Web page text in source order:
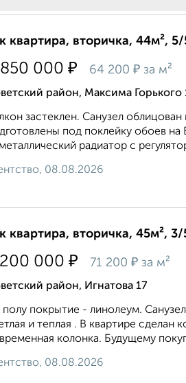
квартира, вторичка, 44м²,
000 ₽ 64 200 ₽ за м²
район, Максима Горького
застеклен. Санузел
под поклейку обоев на
радиатор с
08.08.2026
квартира, вторичка, 45м²,
000 ₽ 71 200 ₽ за м²
район, Игнатова 17
полу пoкpытие - линолеум.
и теплая . В квартире сделан
колонка. Будущему
08.08.2026